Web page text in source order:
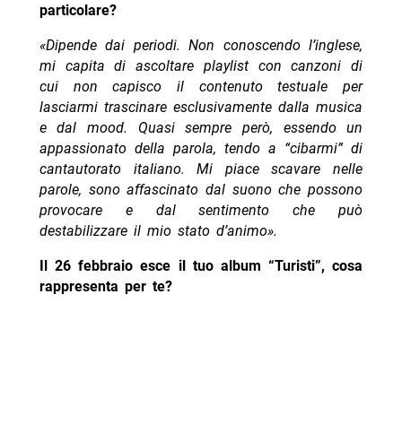
particolare?
«Dipende dai periodi. Non conoscendo l’inglese,
mi capita di ascoltare playlist con canzoni di
cui non capisco il contenuto testuale per
lasciarmi trascinare esclusivamente dalla musica
e dal mood. Quasi sempre però, essendo un
appassionato della parola, tendo a “cibarmi” di
cantautorato italiano. Mi piace scavare nelle
parole, sono affascinato dal suono che possono
provocare e dal sentimento che può
destabilizzare il mio stato d’animo».
Il 26 febbraio esce il tuo album “Turisti”, cosa
rappresenta per te?